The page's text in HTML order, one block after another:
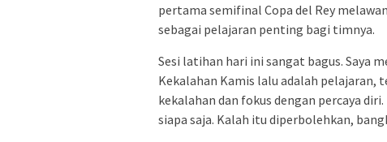
pertama semifinal Copa del Rey
sebagai pelajaran penting bagi timnya.
Sesi latihan hari ini sangat bagus. Saya
Kekalahan Kamis lalu adalah pelajaran,
kekalahan dan fokus dengan percaya
siapa saja. Kalah itu diperbolehkan,